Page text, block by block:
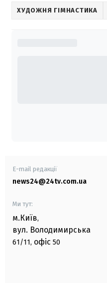
ХУДОЖНЯ ГІМНАСТИКА
E-mail редакції
news24@24tv.com.ua
Ми тут:
м.Київ,
вул. Володимирська
61/11, офіс 50